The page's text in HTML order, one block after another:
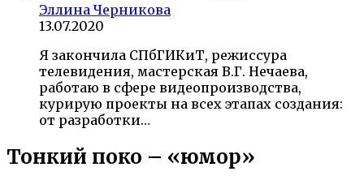
Эллина Черникова
13.07.2020
Я закончила СПбГИКиТ, режиссура
телевидения, мастерская В.Г. Нечаева,
работаю в сфере видеопроизводства,
курирую проекты на всех этапах создания:
от разработки…
Тонкий поко – «юмор»